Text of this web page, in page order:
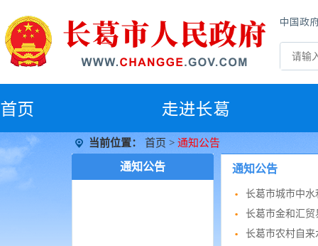
中国政
首页 走进长葛
当前位置： 首页 > 通知公告
通知公告 通知公告
长葛市城市中
长葛市金和汇贸
长葛市农村自